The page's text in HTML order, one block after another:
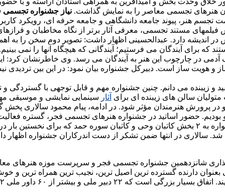
هنرهای تجسمی معاصر را به نمایش گذاشت. نیاز جشنواره
هنر، پیوند جامعه دانشگاهی و جامعه حرفه ای، رویکرد
مستند تجسمی، معرفی آثار برتر از نگاه مخاطبان و
که آرزوهای درخشانی را برای روزگار ۲۰ سالگی اش در اندیشه دارد. عبدالحسینی اظهار
که برای آیندگان می فرستیم؛ آیندگانی که هیچگاه آنها را نمی
در چارچوب این هنر به آیندگان می رسد. وی خاطرنشان کرد:
و هویت ساز است. دبیرکل جشنواره بیان نمود: در این بین
زیبنده می دانم. چنین جشنواره مهم و قابل توجهی با گستردگی و
سالن های زیبنده ای برای آثار سینمایی نمایشی و موسیقی
پرورش هنرمندان مؤثر شود. در ادامه، پیام محمود سالاری پخش
حضور اساتید در جشنواره هنرهای تجسمی فجر، گستره
وی ضمن اشاره به اقدامات صورت گرفته در این جشنواره به ۲ بخش کاتبان وحی و
سالاری در انتها ضمن تشکر از دست اندرکاران جشنواره
شانزدهمین جشنواره تجسمی فجر و سرپرست موزه هنرهای
دارنده گسترده ترین اصیل ترین، نجیب ترین همراه ترین